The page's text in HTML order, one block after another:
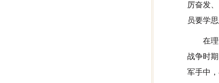
厉奋发
员要学
在
战争时
军手中